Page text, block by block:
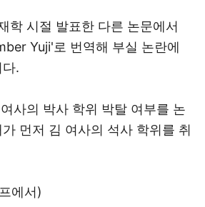
학 시절 발표한 다른 논문에서
Yuji'로 번역해 부실 논란에
.
사의 박사 학위 박탈 여부를 논
먼저 김 여사의 석사 학위를 취
에서)